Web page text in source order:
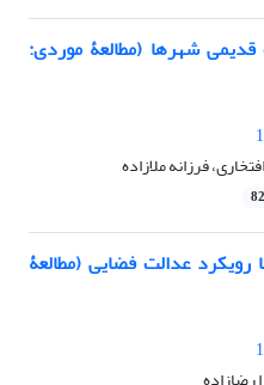
شهرها (مطالعۀ موردی:
فرزانه ملازاده
عدالت فضایی (مطالعۀ